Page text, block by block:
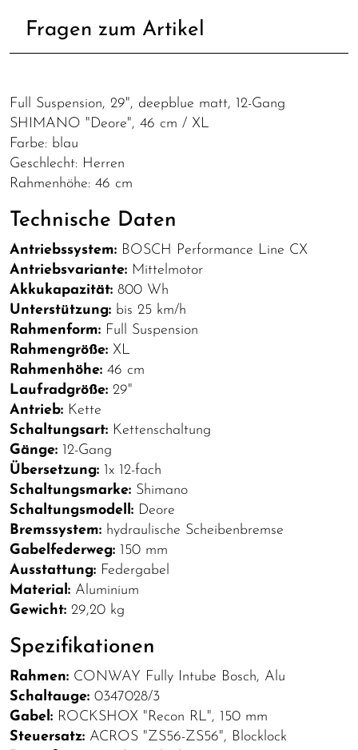
Fragen zum Artikel
Full Suspension, 29", deepblue matt, 12-Gang
SHIMANO "Deore", 46 cm / XL
Farbe: blau
Geschlecht: Herren
Rahmenhöhe: 46 cm
Technische Daten
Antriebssystem: BOSCH Performance Line CX
Antriebsvariante: Mittelmotor
Akkukapazität: 800 Wh
Unterstützung: bis 25 km/h
Rahmenform: Full Suspension
Rahmengröße: XL
Rahmenhöhe: 46 cm
Laufradgröße: 29"
Antrieb: Kette
Schaltungsart: Kettenschaltung
Gänge: 12-Gang
Übersetzung: 1x 12-fach
Schaltungsmarke: Shimano
Schaltungsmodell: Deore
Bremssystem: hydraulische Scheibenbremse
Gabelfederweg: 150 mm
Ausstattung: Federgabel
Material: Aluminium
Gewicht: 29,20 kg
Spezifikationen
Rahmen: CONWAY Fully Intube Bosch, Alu
Schaltauge: 0347028/3
Gabel: ROCKSHOX "Recon RL", 150 mm
Steuersatz: ACROS "ZS56-ZS56", Blocklock